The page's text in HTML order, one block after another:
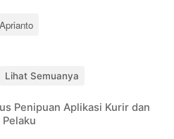
Lihat Semuanya
Penipuan Aplikasi Kurir dan